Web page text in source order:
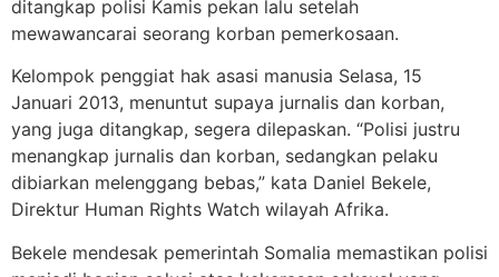
ditangkap polisi Kamis pekan lalu setelah
mewawancarai seorang korban pemerkosaan.
Kelompok penggiat hak asasi manusia Selasa, 15
Januari 2013, menuntut supaya jurnalis dan korban,
yang juga ditangkap, segera dilepaskan. “Polisi justru
menangkap jurnalis dan korban, sedangkan pelaku
dibiarkan melenggang bebas,” kata Daniel Bekele,
Direktur Human Rights Watch wilayah Afrika.
Bekele mendesak pemerintah Somalia memastikan polisi